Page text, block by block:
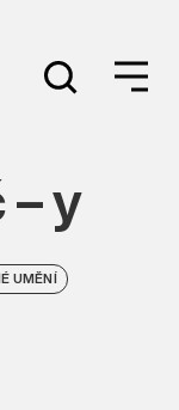
y
UMĚNÍ